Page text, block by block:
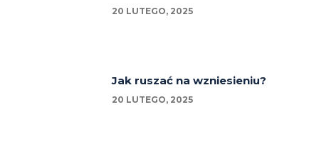
20 LUTEGO, 2025
Jak ruszać na wzniesieniu?
20 LUTEGO, 2025